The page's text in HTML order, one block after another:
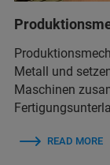
Metall und
Maschinen
READ MORE